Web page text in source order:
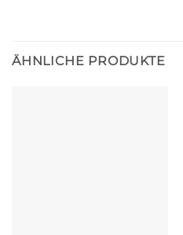
ÄHNLICHE PRODUKTE